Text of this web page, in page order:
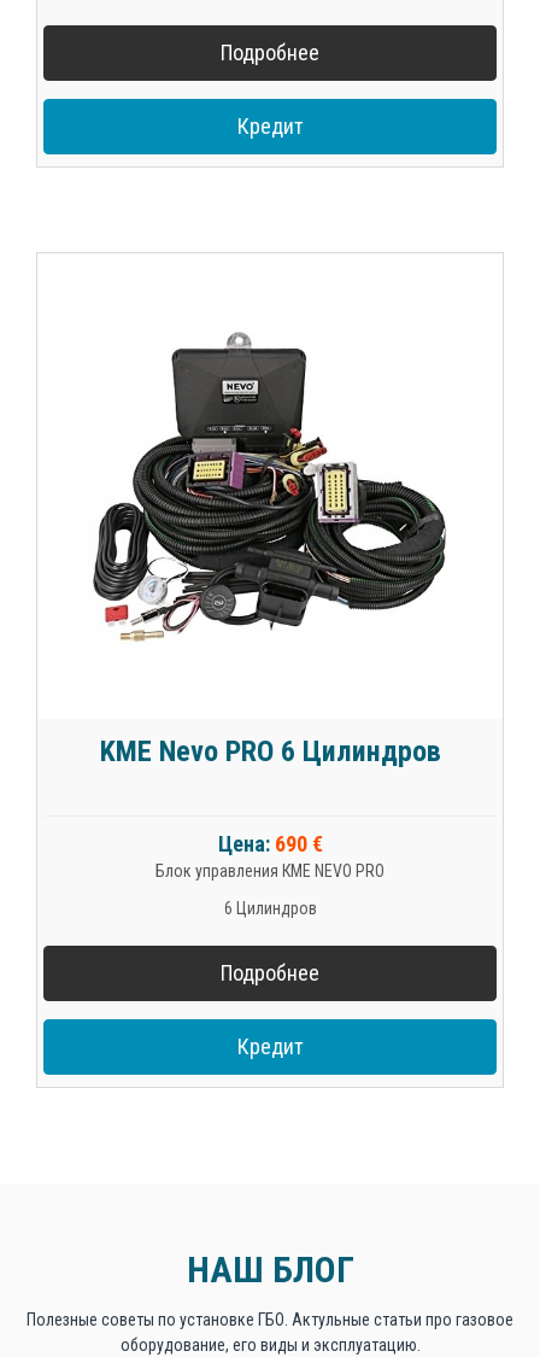
Подробнее
Кредит
KME Nevo PRO 6 Цилиндров
Цена: 690 €
Блок управления КМЕ NEVO PRO
6 Цилиндров
Подробнее
Кредит
НАШ БЛОГ
Полезные советы по установке ГБО. Актульные статьи про газовое
оборудование, его виды и эксплуатацию.